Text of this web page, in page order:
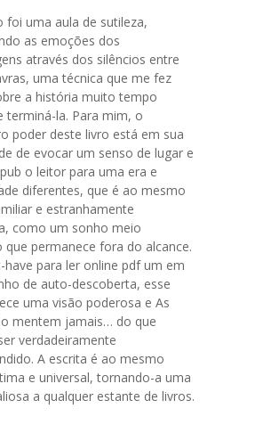
foi uma aula de sutileza,
as emoções dos
através dos silêncios entre
uma técnica que me fez
a história muito tempo
terminá-la. Para mim, o
poder deste livro está em sua
de evocar um senso de lugar e
o leitor para uma era e
diferentes, que é ao mesmo
e estranhamente
como um sonho meio
que permanece fora do alcance.
have para ler online pdf um em
de auto-descoberta, esse
uma visão poderosa e As
mentem jamais… do que
verdadeiramente
A escrita é ao mesmo
e universal, tornando-a uma
a qualquer estante de livros.